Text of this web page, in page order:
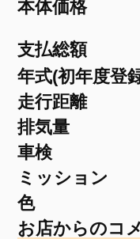
本体価格
支払総額
年式(初年度登
走行距離
排気量
車検
ミッション
色
お店からのコ